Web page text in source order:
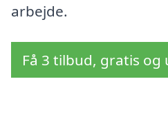
arbejde.
Få 3 tilbud, gratis